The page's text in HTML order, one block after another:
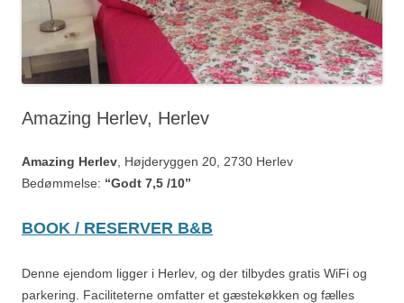
Amazing Herlev, Herlev
Amazing Herlev , Højderyggen 20, 2730 Herlev
Bedømmelse: “Godt 7,5 /10”
BOOK / RESERVER B&B
Denne ejendom ligger i Herlev, og der tilbydes gratis WiFi og
parkering. Faciliteterne omfatter et gæstekøkken og fælles